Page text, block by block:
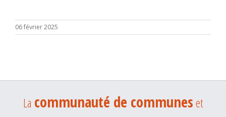
06 février 2025
La communauté de communeset